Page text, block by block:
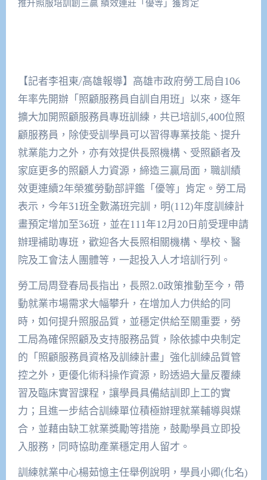
推升照服培訓創三贏 績效連莊「優等」獲肯定
【記者李祖東/高雄報導】高雄市政府勞工局自106
年率先開辦「照顧服務員自訓自用班」以來，逐年
擴大加開照顧服務員專班訓練，共已培訓5,400位照
顧服務員，除使受訓學員可以習得專業技能、提升
就業能力之外，亦有效提供長照機構、受照顧者及
家庭更多的照顧人力資源，締造三贏局面，職訓績
效更連續2年榮獲勞動部評鑑「優等」肯定。勞工局
表示，今年31班全數滿班完訓，明(112)年度訓練計
畫預定增加至36班，並在111年12月20日前受理申請
辦理補助專班，歡迎各大長照相關機構、學校、醫
院及工會法人團體等，一起投入人才培訓行列。
勞工局周登春局長指出，長照2.0政策推動至今，帶
動就業市場需求大幅攀升，在增加人力供給的同
時，如何提升照服品質，並穩定供給至關重要，勞
工局為確保照顧及支持服務品質，除依據中央制定
的「照顧服務員資格及訓練計畫」強化訓練品質管
控之外，更優化術科操作資源，盼透過大量反覆練
習及臨床實習課程，讓學員具備結訓即上工的實
力；且進一步結合訓練單位積極辦理就業輔導與媒
合，並藉由缺工就業獎勵等措施，鼓勵學員立即投
入服務，同時協助產業穩定用人留才。
訓練就業中心楊茹憶主任舉例說明，學員小卿(化名)